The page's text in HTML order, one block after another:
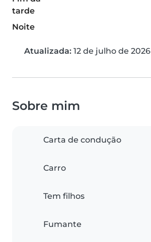
tarde
Noite
Atualizada: 12 de julho de 2026
Sobre mim
Carta de condução
Carro
Tem filhos
Fumante